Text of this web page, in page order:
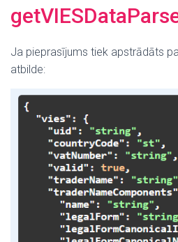
Ja pieprasījums tiek apstrādāts
atbilde: